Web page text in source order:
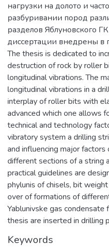
нагрузки на долото и
разбуривании пород
разделов Яблуновского
диссертации внедрены в
The thesis is dedicated to
destruction of rock by roller
longitudinal vibrations. The
longitudinal vibrations in a
interplay of roller bits with
advanced which one allows
technical and technology
vibratory system a drilling
and influencing major factors
different sections of a string
practical guidelines are
phylunis of chisels, bit
over of formations of
Yablunivske gas
thesis are inserted in drilling
Keywords